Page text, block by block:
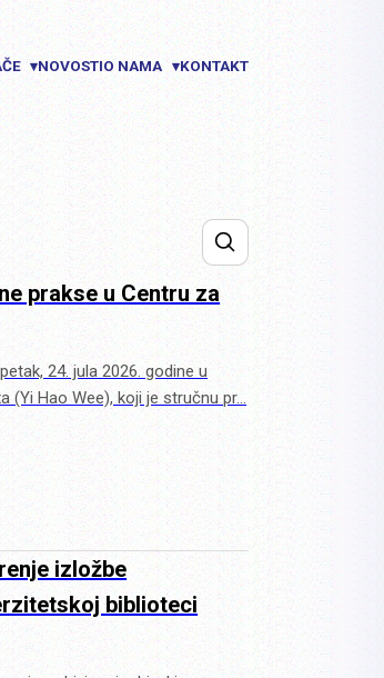
▾NOVOSTIO NAMA ▾KONTAKT
prakse u Centru za
24. jula 2026. godine u
(Yi Hao Wee), koji je stručnu pr…
izložbe
biblioteci